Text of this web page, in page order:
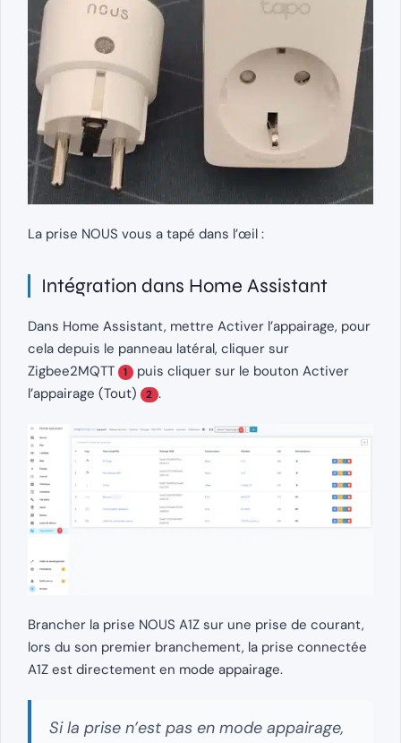
La prise NOUS vous a tapé dans l’œil :
Intégration dans Home Assistant
Dans Home Assistant, mettre Activer l’appairage, pour
cela depuis le panneau latéral, cliquer sur
Zigbee2MQTT
1 puis cliquer sur le bouton Activer
l’appairage (Tout)
2 .
Brancher la prise NOUS A1Z sur une prise de courant,
lors du son premier branchement, la prise connectée
A1Z est directement en mode appairage.
Si la prise n’est pas en mode appairage,